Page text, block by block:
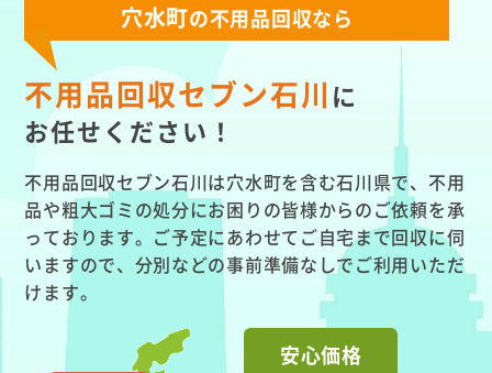
穴水町の不用品回収なら
不用品回収セブン石川 に
お任せください！
不用品回収セブン石川は穴水町を含む石川県で、不用
品や粗大ゴミの処分にお困りの皆様からのご依頼を承
っております。ご予定にあわせてご自宅まで回収に伺
いますので、分別などの事前準備なしでご利用いただ
けます。
安心価格